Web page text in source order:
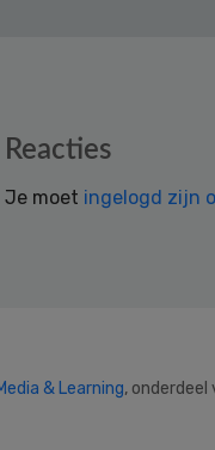
Reacties
Je moet ingelogd zijn
& Learning, onderdeel